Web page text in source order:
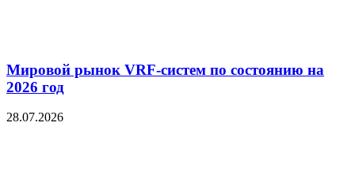
Мировой рынок VRF-систем по состоянию на
2026 год
28.07.2026